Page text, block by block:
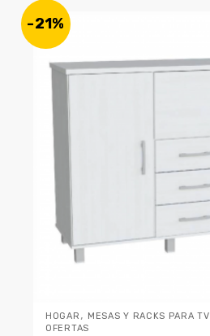
-21%
HOGAR , MESAS Y RACKS PARA TV
OFERTAS